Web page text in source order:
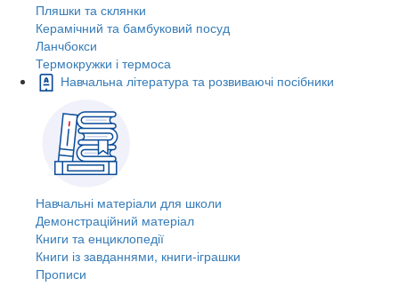
Пляшки та склянки
Керамічний та бамбуковий посуд
Ланчбокси
Термокружки і термоса
Навчальна література та розвиваючі посібники
Навчальні матеріали для школи
Демонстраційний матеріал
Книги та енциклопедії
Книги із завданнями, книги-іграшки
Прописи